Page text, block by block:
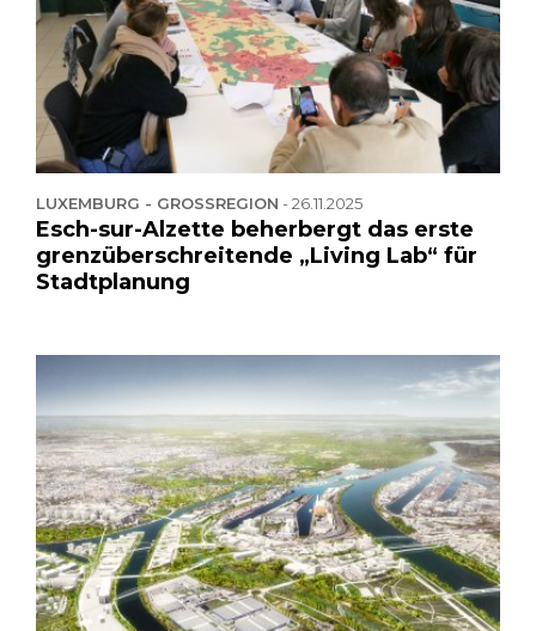
LUXEMBURG - GROSSREGION -26.11.2025
Esch-sur-Alzette beherbergt das erste
grenzüberschreitende „Living Lab“ für
Stadtplanung